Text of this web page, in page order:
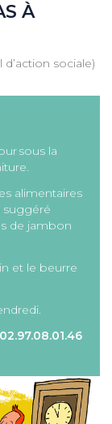
À
sociale)
sous la
alimentaires
suggéré
de jambon
et le beurre